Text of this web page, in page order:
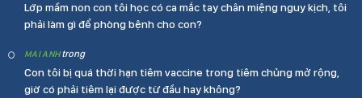
Lớp mầm non con tôi học có ca mắc tay chân miệng nguy kịch, tôi
phải làm gì để phòng bệnh cho con?
MAI ANHtrong
Con tôi bị quá thời hạn tiêm vaccine trong tiêm chủng mở rộng,
giờ có phải tiêm lại được từ đầu hay không?